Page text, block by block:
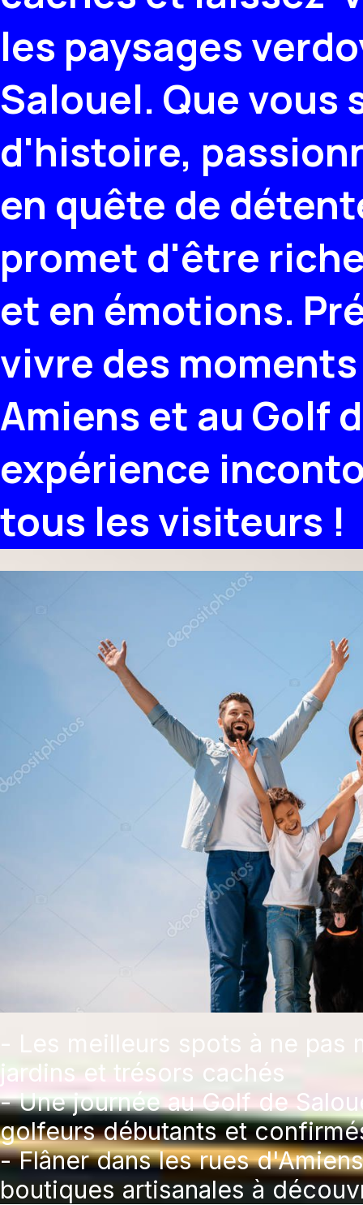
les paysages
Salouel. Que vous
d'histoire,
en quête de
promet d'être
et en émotions.
vivre des
Amiens et au Golf
expérience
tous les visiteurs !
- Les meilleurs spots à ne
jardins et trésors cachés
- Une journée au Golf de
golfeurs débutants et
- Flâner dans les rues
boutiques artisanales à